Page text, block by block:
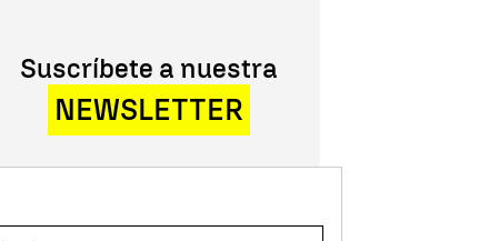
Suscríbete a nuestra
NEWSLETTER